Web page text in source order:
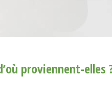
proviennent-elles